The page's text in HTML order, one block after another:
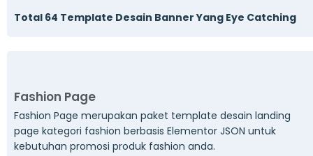
Total 64 Template Desain Banner Yang Eye Catching
Fashion Page
Fashion Page merupakan paket template desain landing
page kategori fashion berbasis Elementor JSON untuk
kebutuhan promosi produk fashion anda.